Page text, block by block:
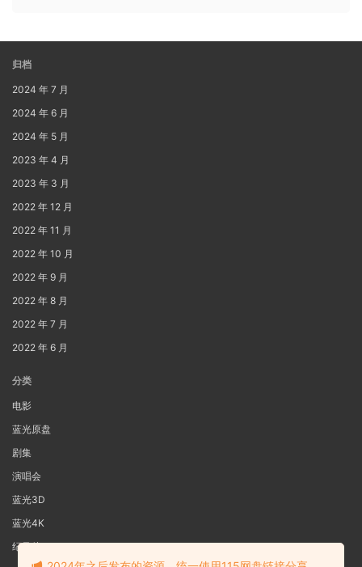
归档
2024 年 7 月
2024 年 6 月
2024 年 5 月
2023 年 4 月
2023 年 3 月
2022 年 12 月
2022 年 11 月
2022 年 10 月
2022 年 9 月
2022 年 8 月
2022 年 7 月
2022 年 6 月
分类
电影
蓝光原盘
剧集
演唱会
蓝光3D
蓝光4K
纪录片